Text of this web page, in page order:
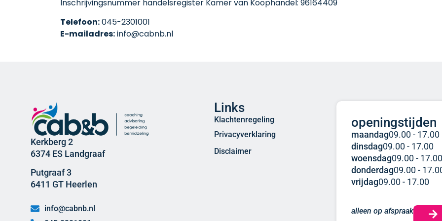
Inschrijvingsnummer handelsregister Kamer van Koophandel: 96164409
Telefoon:045-2301001
E-mailadres:info@cabnb.nl
Kerkberg 2
6374 ES Landgraaf
Putgraaf 3
6411 GT Heerlen
info@cabnb.nl
Links
Klachtenregeling
Privacyverklaring
Disclaimer
openingstijden
maandag09.00 - 17.00
dinsdag09.00 - 17.00
woensdag09.00 - 17.00
donderdag09.00 -
vrijdag09.00 - 17.00
alleen op afspraak